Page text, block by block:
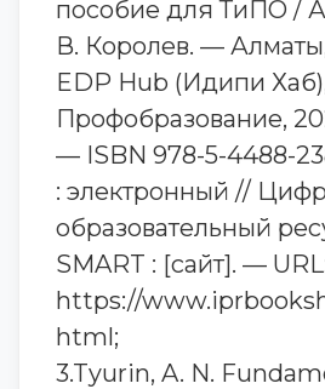
пособие для ТиПО /
В. Королев. —
EDP Hub (Идипи
Профобразование,
— ISBN 978-5-4488-
: электронный //
образовательный
SMART : [сайт]. —
https://
html;
3.Tyurin, A. N.